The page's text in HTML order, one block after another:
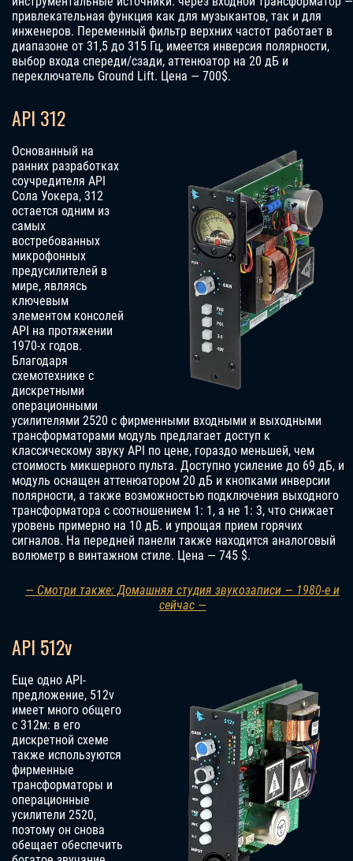
привлекательная функция как для музыкантов, так и для
инженеров. Переменный фильтр верхних частот работает в
диапазоне от 31,5 до 315 Гц, имеется инверсия полярности,
выбор входа спереди/сзади, аттенюатор на 20 дБ и
переключатель Ground Lift. Цена — 700$.
API 312
Основанный на
ранних разработках
соучредителя API
Сола Уокера, 312
остается одним из
самых
востребованных
микрофонных
предусилителей в
мире, являясь
ключевым
элементом консолей
API на протяжении
1970-х годов.
Благодаря
схемотехнике с
дискретными
операционными
усилителями 2520 с фирменными входными и выходными
трансформаторами модуль предлагает доступ к
классическому звуку API по цене, гораздо меньшей, чем
стоимость микшерного пульта. Доступно усиление до 69 дБ, и
модуль оснащен аттенюатором 20 дБ и кнопками инверсии
полярности, а также возможностью подключения выходного
трансформатора с соотношением 1: 1, а не 1: 3, что снижает
уровень примерно на 10 дБ. и упрощая прием горячих
сигналов. На передней панели также находится аналоговый
волюметр в винтажном стиле. Цена — 745 $.
— Смотри также: Домашняя студия звукозаписи — 1980-е и
сейчас —
API 512v
Еще одно API-
предложение, 512v
имеет много общего
с 312м: в его
дискретной схеме
также используются
фирменные
трансформаторы и
операционные
усилители 2520,
поэтому он снова
обещает обеспечить